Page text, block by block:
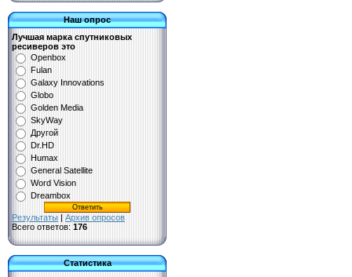
Наш опрос
Лучшая марка спутниковых
ресиверов это
Openbox
Fulan
Galaxy Innovations
Globo
Golden Media
SkyWay
Другой
Dr.HD
Humax
General Satellite
Word Vision
Dreambox
Результаты | Архив опросов
Всего ответов: 176
Статистика